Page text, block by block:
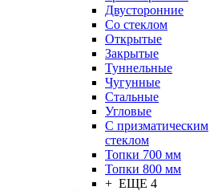
Двусторонние
Со стеклом
Открытые
Закрытые
Туннельные
Чугунные
Стальные
Угловые
С призматическим
стеклом
Топки 700 мм
Топки 800 мм
+ ЕЩЕ 4